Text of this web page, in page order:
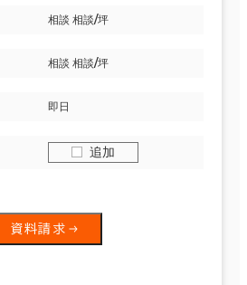
相談 相談/坪
相談 相談/坪
即日
追加
資料請求